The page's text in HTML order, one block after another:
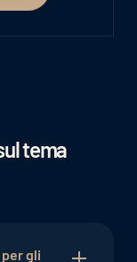
tema
gli